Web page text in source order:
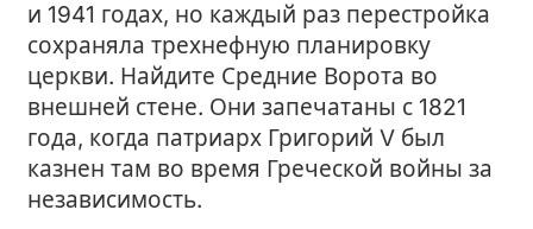
и 1941 годах, но каждый раз перестройка
сохраняла трехнефную планировку
церкви. Найдите Средние Ворота во
внешней стене. Они запечатаны с 1821
года, когда патриарх Григорий V был
казнен там во время Греческой войны за
независимость.